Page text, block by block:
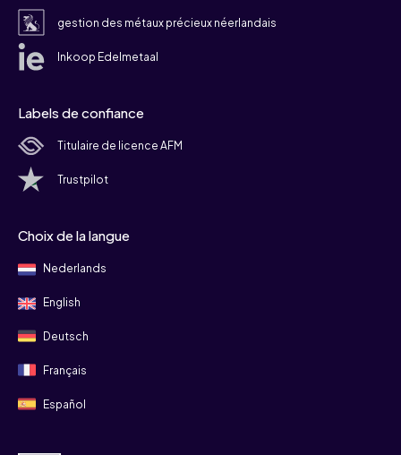
gestion des métaux précieux néerlandais
Inkoop Edelmetaal
Labels de confiance
Titulaire de licence AFM
Trustpilot
Choix de la langue
Nederlands
English
Deutsch
Français
Español